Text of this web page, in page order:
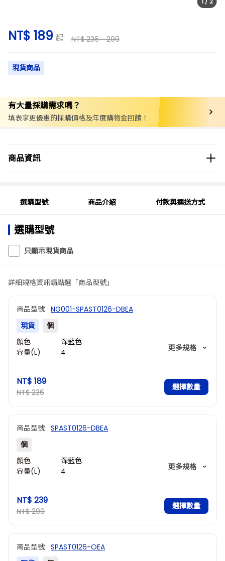
NT$ 189 起 NT$ 236 ~ 299
現貨商品
有大量採購需求嗎？
填表享更優惠的採購價格及年度購物金回饋！
商品資訊
商品分類
選購型號 商品介紹 付款與運送方式
選購型號
只顯示現貨商品
詳細規格資訊請點選「商品型號」
商品型號 NG001-SPAST0126-DBEA
現貨
個
顏色
深藍色
容量(L)
4
更多規格
NT$ 189
NT$ 236
選擇數量
商品型號 SPAST0126-DBEA
個
顏色
深藍色
容量(L)
4
更多規格
NT$ 239
NT$ 299
選擇數量
商品型號 SPAST0126-OEA